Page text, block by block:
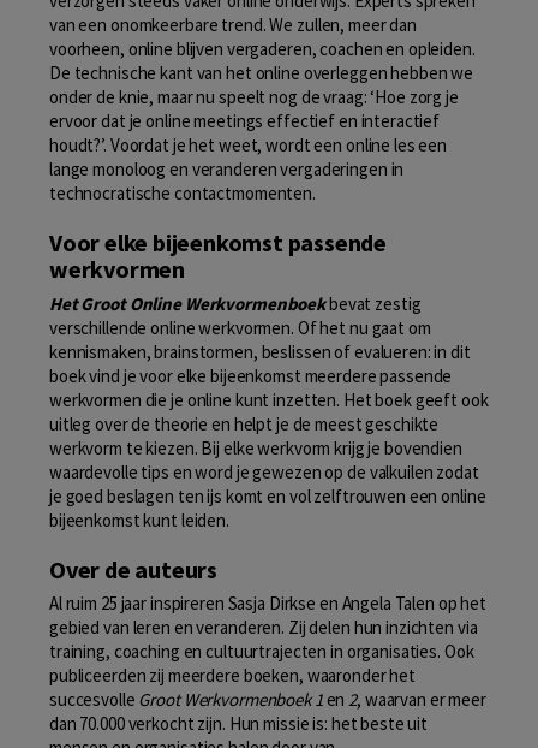
van een onomkeerbare trend. We zullen, meer dan
voorheen, online blijven vergaderen, coachen en opleiden.
De technische kant van het online overleggen hebben we
onder de knie, maar nu speelt nog de vraag: ‘Hoe zorg je
ervoor dat je online meetings effectief en interactief
houdt?’. Voordat je het weet, wordt een online les een
lange monoloog en veranderen vergaderingen in
technocratische contactmomenten.
Voor elke bijeenkomst passende
werkvormen
Het Groot Online Werkvormenboekbevat zestig
verschillende online werkvormen. Of het nu gaat om
kennismaken, brainstormen, beslissen of evalueren: in dit
boek vind je voor elke bijeenkomst meerdere passende
werkvormen die je online kunt inzetten. Het boek geeft ook
uitleg over de theorie en helpt je de meest geschikte
werkvorm te kiezen. Bij elke werkvorm krijg je bovendien
waardevolle tips en word je gewezen op de valkuilen zodat
je goed beslagen ten ijs komt en vol zelftrouwen een online
bijeenkomst kunt leiden.
Over de auteurs
Al ruim 25 jaar inspireren Sasja Dirkse en Angela Talen op het
gebied van leren en veranderen. Zij delen hun inzichten via
training, coaching en cultuurtrajecten in organisaties. Ook
publiceerden zij meerdere boeken, waaronder het
succesvolle Groot Werkvormenboek 1en 2, waarvan er meer
dan 70.000 verkocht zijn. Hun missie is: het beste uit